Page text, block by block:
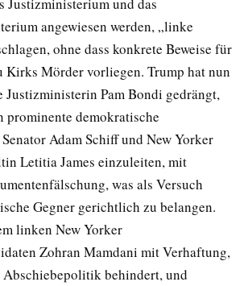
angewiesen werden, „linke
ohne dass konkrete Beweise für
Kirks Mörder vorliegen. Trump hat nun
Justizministerin Pam Bondi gedrängt,
prominente demokratische
Adam Schiff und New Yorker
Letitia James einzuleiten, mit
was als Versuch
Gegner gerichtlich zu belangen.
linken New Yorker
Zohran Mamdani mit Verhaftung,
behindert, und